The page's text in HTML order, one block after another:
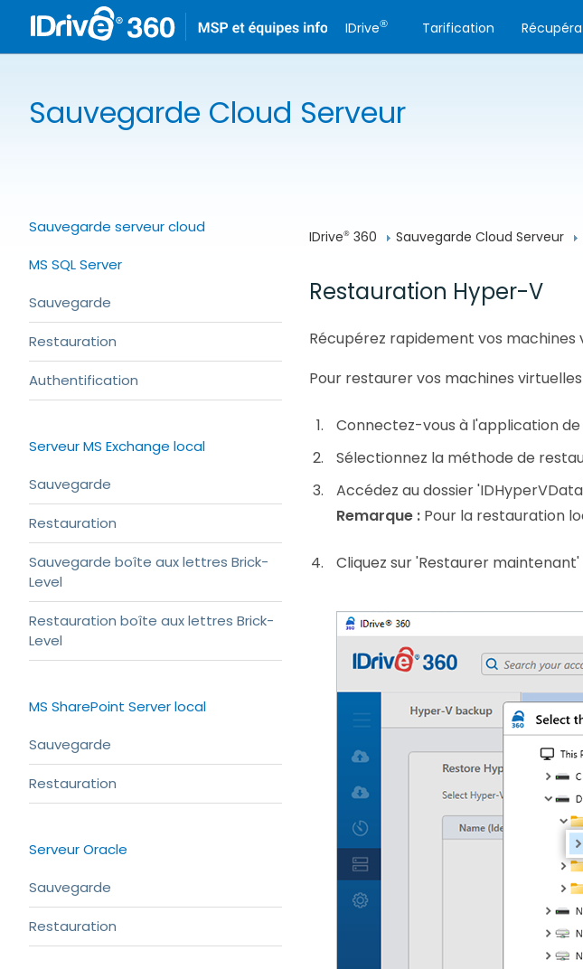
IDrive® Tarification
Sauvegarde Cloud Serveur
Sauvegarde serveur cloud
MS SQL Server
Sauvegarde
Restauration
Authentification
Serveur MS Exchange local
Sauvegarde
Restauration
Sauvegarde boîte aux lettres Brick-
Level
Restauration boîte aux lettres Brick-
Level
MS SharePoint Server local
Sauvegarde
Restauration
Serveur Oracle
Sauvegarde
Restauration
IDrive® 360 Sauvegarde Cloud Serveur
Restauration Hyper-V
Récupérez rapidement vos
Pour restaurer vos machines
Connectez-vous à l'application de
Sélectionnez la méthode de
Accédez au dossier
Remarque : Pour la restauration
Cliquez sur 'Restaurer